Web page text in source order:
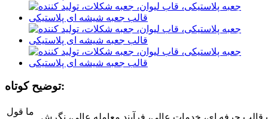
توضیح کوتاه:
ما قول
حرفه ای، خدمات عالی، فرآیند معامله عالی، نگرش